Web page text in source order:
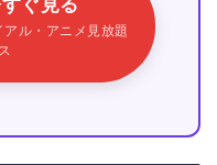
ぐ見る
ル・アニメ見放題